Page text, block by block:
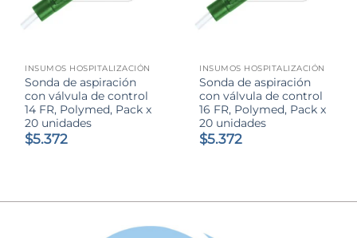
INSUMOS HOSPITALIZACIÓN
Sonda de aspiración
con válvula de control
14 FR, Polymed, Pack x
20 unidades
$5.372
INSUMOS HOSPITALIZACIÓN
Sonda de aspiración
con válvula de control
16 FR, Polymed, Pack x
20 unidades
$5.372